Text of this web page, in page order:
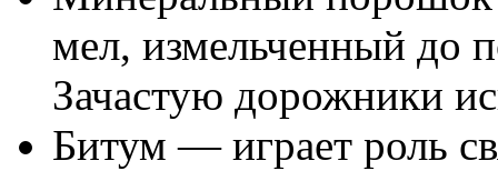
мел, измельченный до
Зачастую дорожники
Битум — играет роль